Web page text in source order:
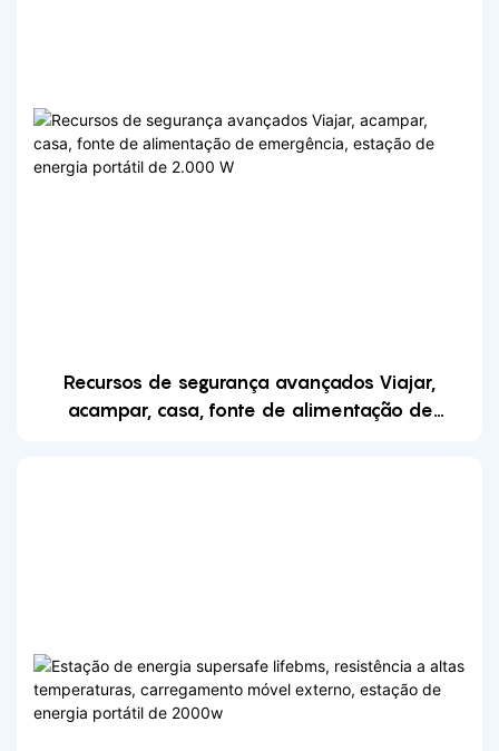
Recursos de segurança avançados Viajar,
acampar, casa, fonte de alimentação de